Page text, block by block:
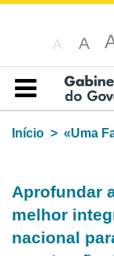
A A
Índice
Início
«Uma
Aprofundar
melhor
nacional